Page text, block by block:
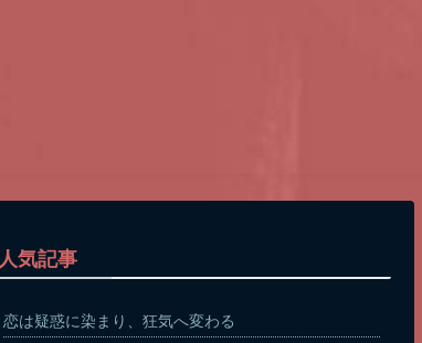
人気記事
恋は疑惑に染まり、狂気へ変わる